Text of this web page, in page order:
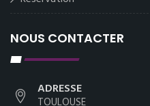
NOUS CONTACTER
ADRESSE
TOULOUSE